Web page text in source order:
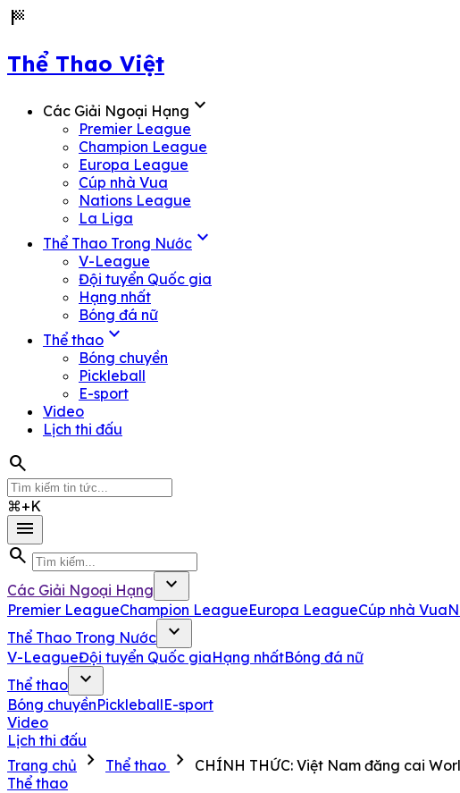
sports_score
Thể Thao Việt
Các Giải Ngoại Hạng expand_more
Premier League
Champion League
Europa League
Cúp nhà Vua
Nations League
La Liga
Thể Thao Trong Nước expand_more
V-League
Đội tuyển Quốc gia
Hạng nhất
Bóng đá nữ
Thể thao expand_more
Bóng chuyền
Pickleball
E-sport
Video
Lịch thi đấu
search
⌘+K
menu
search
Các Giải Ngoại Hạng expand_more
Premier LeagueChampion LeagueEuropa LeagueCúp nhà Vua
Thể Thao Trong Nước
expand_more
V-LeagueĐội tuyển Quốc giaHạng nhấtBóng đá nữ
Thể thao
expand_more
Bóng chuyềnPickleballE-sport
Video
Lịch thi đấu
Trang chủ
chevron_right Thể thao chevron_right
CHÍNH THỨC: Việt Nam đăng cai
Thể thao